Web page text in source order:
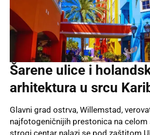
Šarene ulice i
arhitektura u srcu
Glavni grad ostrva, Willemstad,
najfotogeničnijih prestonica na celom